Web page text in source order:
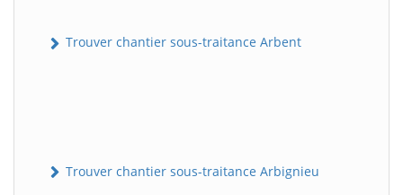
Trouver chantier sous-traitance Arbent
Trouver chantier sous-traitance Arbignieu